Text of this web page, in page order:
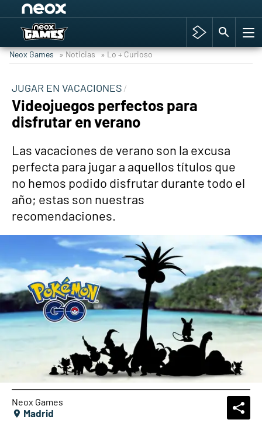
Hyrule Warriors: La Era del Cataclismo
Cyberpunk 2077
Hyrule Warriors
Neox Games » Noticias » Lo + Curioso
JUGAR EN VACACIONES
Videojuegos perfectos para
disfrutar en verano
Las vacaciones de verano son la excusa
perfecta para jugar a aquellos títulos que
no hemos podido disfrutar durante todo el
año; estas son nuestras
recomendaciones.
Neox Games
Madrid